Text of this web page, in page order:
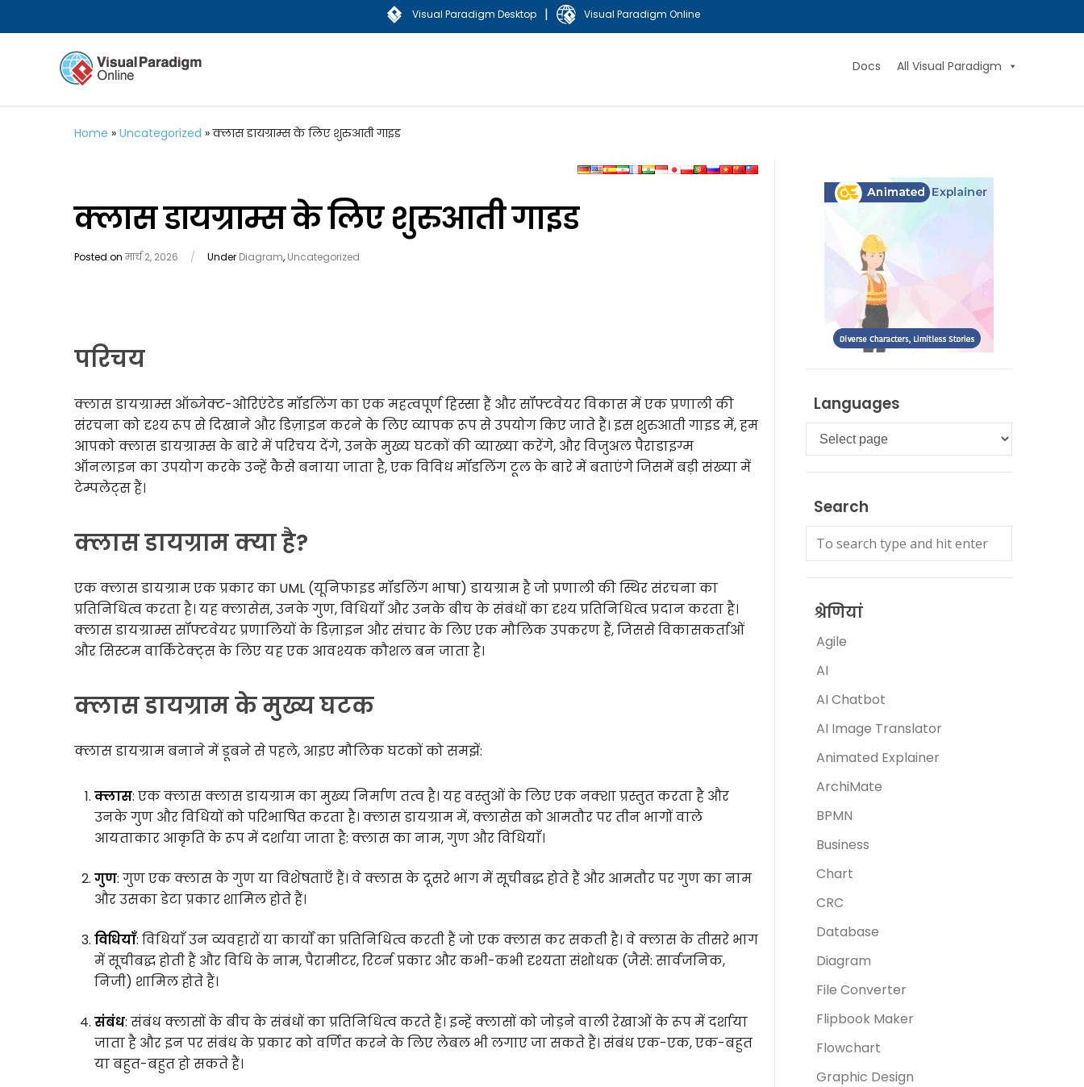
Visual Paradigm Desktop | Visual Paradigm Online
Docs All Visual Paradigm
Home » Uncategorized »क्लास डायग्राम्स के लिए शुरुआती गाइड
क्लास डायग्राम्स के लिए शुरुआती गाइड
Posted onमार्च 2, 2026 / Under Diagram, Uncategorized
परिचय
क्लास डायग्राम्स ऑब्जेक्ट-ओरिएंटेड मॉडलिंग का एक महत्वपूर्ण हिस्सा हैं और सॉफ्टवेयर विकास में एक प्रणाली की
संरचना को दृश्य रूप से दिखाने और डिज़ाइन करने के लिए व्यापक रूप से उपयोग किए जाते हैं। इस शुरुआती गाइड में, हम
आपको क्लास डायग्राम्स के बारे में परिचय देंगे, उनके मुख्य घटकों की व्याख्या करेंगे, और विजुअल पैराडाइग्म
ऑनलाइन का उपयोग करके उन्हें कैसे बनाया जाता है, एक विविध मॉडलिंग टूल के बारे में बताएंगे जिसमें बड़ी संख्या में
टेम्पलेट्स हैं।
क्लास डायग्राम क्या है?
एक क्लास डायग्राम एक प्रकार का UML (यूनिफाइड मॉडलिंग भाषा) डायग्राम है जो प्रणाली की स्थिर संरचना का
प्रतिनिधित्व करता है। यह क्लासेस, उनके गुण, विधियाँ और उनके बीच के संबंधों का दृश्य प्रतिनिधित्व प्रदान करता है।
क्लास डायग्राम्स सॉफ्टवेयर प्रणालियों के डिज़ाइन और संचार के लिए एक मौलिक उपकरण हैं, जिससे विकासकर्ताओं
और सिस्टम वार्किटेक्ट्स के लिए यह एक आवश्यक कौशल बन जाता है।
क्लास डायग्राम के मुख्य घटक
क्लास डायग्राम बनाने में डूबने से पहले, आइए मौलिक घटकों को समझें:
क्लास: एक क्लास क्लास डायग्राम का मुख्य निर्माण तत्व है। यह वस्तुओं के लिए एक नक्शा प्रस्तुत करता है और
उनके गुण और विधियों को परिभाषित करता है। क्लास डायग्राम में, क्लासेस को आमतौर पर तीन भागों वाले
आयताकार आकृति के रूप में दर्शाया जाता है: क्लास का नाम, गुण और विधियाँ।
गुण: गुण एक क्लास के गुण या विशेषताएँ हैं। वे क्लास के दूसरे भाग में सूचीबद्ध होते हैं और आमतौर पर गुण का नाम
और उसका डेटा प्रकार शामिल होते हैं।
विधियाँ: विधियाँ उन व्यवहारों या कार्यों का प्रतिनिधित्व करती हैं जो एक क्लास कर सकती है। वे क्लास के तीसरे भाग
में सूचीबद्ध होती हैं और विधि के नाम, पैरामीटर, रिटर्न प्रकार और कभी-कभी दृश्यता संशोधक (जैसे: सार्वजनिक,
निजी) शामिल होते हैं।
संबंध: संबंध क्लासों के बीच के संबंधों का प्रतिनिधित्व करते हैं। इन्हें क्लासों को जोड़ने वाली रेखाओं के रूप में दर्शाया
जाता है और इन पर संबंध के प्रकार को वर्णित करने के लिए लेबल भी लगाए जा सकते हैं। संबंध एक-एक, एक-बहुत
या बहुत-बहुत हो सकते हैं।
Languages
Languages
Search
श्रेणियां
Agile
AI
AI Chatbot
AI Image Translator
Animated Explainer
ArchiMate
BPMN
Business
Chart
CRC
Database
Diagram
File Converter
Flipbook Maker
Flowchart
Graphic Design